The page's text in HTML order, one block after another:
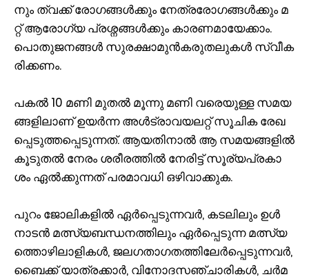
നും ത്വ​ക്ക് രോ​ഗ​ങ്ങ​ൾ​ക്കും നേ​ത്ര​രോ​ഗ​ങ്ങ​ൾ​ക്കും മ​
റ്റ് ആ​രോ​ഗ്യ പ്ര​ശ്ന​ങ്ങ​ൾ​ക്കും കാ​ര​ണ​മാ​യേ​ക്കാം.
പൊ​തു​ജ​ന​ങ്ങ​ൾ സു​ര​ക്ഷാ​മു​ൻ​ക​രു​ത​ലു​ക​ൾ സ്വീ​ക​
രി​ക്ക​ണം.
പ​ക​ൽ 10 മ​ണി മു​ത​ൽ മൂ​ന്നു മ​ണി വ​രെ​യു​ള്ള സ​മ​യ​
ങ്ങ​ളി​ലാ​ണ് ഉ​യ​ർ​ന്ന അ​ൾ​ട്രാ​വ​യ​ല​റ്റ് സൂ​ചി​ക രേ​ഖ​
പ്പെ​ടു​ത്ത​പ്പെ​ടു​ന്ന​ത്. ആ​യ​തി​നാ​ൽ ആ ​സ​മ​യ​ങ്ങ​ളി​ൽ
കൂ​ടു​ത​ൽ നേ​രം ശ​രീ​ര​ത്തി​ൽ നേ​രി​ട്ട് സൂ​ര്യ​പ്ര​കാ​
ശം ഏ​ൽ​ക്കു​ന്ന​ത് പ​ര​മാ​വ​ധി ഒ​ഴി​വാ​ക്കു​ക.
പു​റം ജോ​ലി​ക​ളി​ൽ ഏ​ർ​പ്പെ​ടു​ന്ന​വ​ർ, ക​ട​ലി​ലും ഉ​ൾ​
നാ​ട​ൻ മ​ത്സ്യ​ബ​ന്ധ​ന​ത്തി​ലും ഏ​ർ​പ്പെ​ടു​ന്ന മ​ത്സ്യ​
ത്തൊ​ഴി​ലാ​ളി​ക​ൾ, ജ​ല​ഗ​താ​ഗ​ത​ത്തി​ലേ​ർ​പ്പെ​ടു​ന്ന​വ​ർ,
ബൈ​ക്ക് യാ​ത്ര​ക്കാ​ർ, വി​നോ​ദ​സ​ഞ്ചാ​രി​ക​ൾ, ച​ർ​മ​